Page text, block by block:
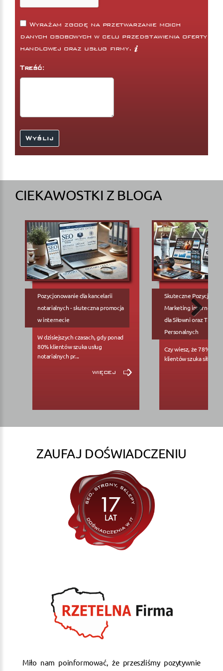
Wyrażam zgodę na przetwarzanie moich
danych osobowych w celu przedstawienia oferty
handlowej oraz usług firmy.
Treść:
CIEKAWOSTKI Z BLOGA
Pozycjonowanie dla kancelarii
notarialnych - skuteczna promocja
w internecie
W dzisiejszych czasach, gdy ponad
80% klientów szuka usług
notarialnych pr...
więcej
Skuteczne
Marketing internetowy
dla Siłowni oraz
Personalnych
Czy wiesz, że 78%
klientów szuka siłowni...
ZAUFAJ DOŚWIADCZENIU
Miło nam poinformować, że przeszliśmy pozytywnie